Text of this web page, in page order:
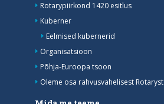
Rotarypiirkond 1420 esitlus
Kuberner
Eelmised kubernerid
Organisatsioon
Põhja-Euroopa tsoon
Oleme osa rahvusvahelisest Rotaryst